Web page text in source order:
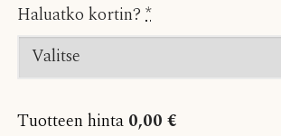
Haluatko kortin? *
Tuotteen hinta 0,00 €